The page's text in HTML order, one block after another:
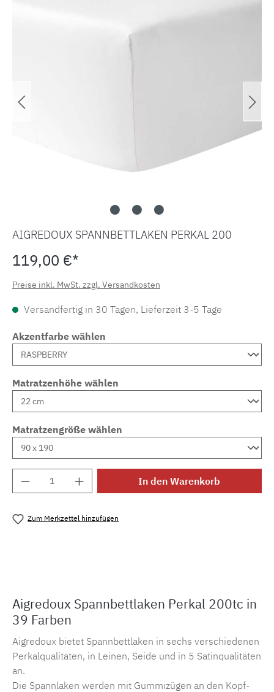
AIGREDOUX SPANNBETTLAKEN PERKAL 200
119,00 €*
Preise inkl. MwSt. zzgl. Versandkosten
Versandfertig in 30 Tagen, Lieferzeit 3-5 Tage
Akzentfarbe wählen
Matratzenhöhe wählen
Matratzengröße wählen
Produkt Anzahl: Gib den gewünschten
In den Warenkorb
Zum Merkzettel hinzufügen
Aigredoux Spannbettlaken Perkal 200tc in
39 Farben
Aigredoux bietet Spannbettlaken in sechs verschiedenen
Perkalqualitäten, in Leinen, Seide und in 5 Satinqualitäten
an.
Die Spannlaken werden mit Gummizügen an den Kopf-